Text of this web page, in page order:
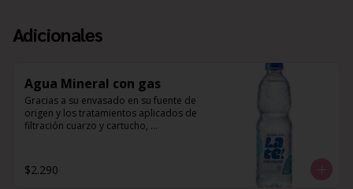
Adicionales
Agua Mineral con gas
Gracias a su envasado en su fuente de
origen y los tratamientos aplicados de
filtración cuarzo y cartucho,
mineral natural de Potasio, Magnesio y
Calcio, es que esta agua es perfecta
$2.290